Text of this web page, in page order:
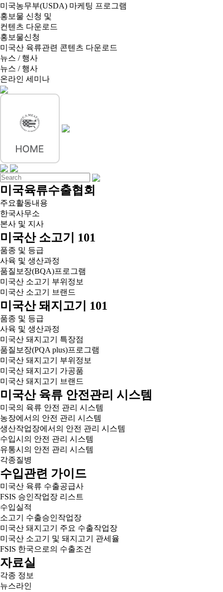
미국농무부(USDA) 마케팅 프로그램
홍보물 신청 및
컨텐츠 다운로드
홍보물신청
미국산 육류관련 콘텐츠 다운로드
뉴스 / 행사
뉴스 / 행사
온라인 세미나
미국육류수출협회
주요활동내용
한국사무소
본사 및 지사
미국산 소고기 101
품종 및 등급
사육 및 생산과정
품질보장(BQA)프로그램
미국산 소고기 부위정보
미국산 소고기 브랜드
미국산 돼지고기 101
품종 및 등급
사육 및 생산과정
미국산 돼지고기 특장점
품질보장(PQA plus)프로그램
미국산 돼지고기 부위정보
미국산 돼지고기 가공품
미국산 돼지고기 브랜드
미국산 육류 안전관리 시스템
미국의 육류 안전 관리 시스템
농장에서의 안전 관리 시스템
생산작업장에서의 안전 관리 시스템
수입시의 안전 관리 시스템
유통시의 안전 관리 시스템
각종질병
수입관련 가이드
미국산 육류 수출공급사
FSIS 승인작업장 리스트
수입실적
소고기 수출승인작업장
미국산 돼지고기 주요 수출작업장
미국산 소고기 및 돼지고기 관세율
FSIS 한국으로의 수출조건
자료실
각종 정보
뉴스라인